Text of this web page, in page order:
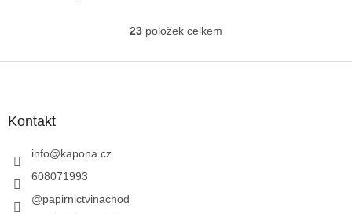
O
l
23 položek celkem
Kontakt
info@kapona.cz
608071993
@papirnictvinachod